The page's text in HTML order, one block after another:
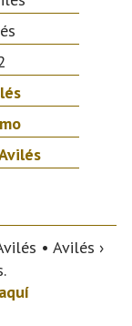
• Avilés ›